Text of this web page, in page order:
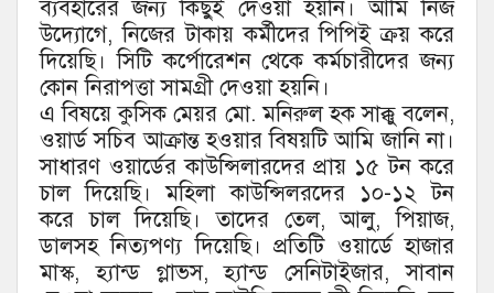
ব্যবহারের জন্য কিছুই দেওয়া হয়নি। আমি নিজ
উদ্যোগে, নিজের টাকায় কর্মীদের পিপিই ক্রয় করে
দিয়েছি। সিটি কর্পোরেশন থেকে কর্মচারীদের জন্য
কোন নিরাপত্তা সামগ্রী দেওয়া হয়নি।
এ বিষয়ে কুসিক মেয়র মো. মনিরুল হক সাক্কু বলেন,
ওয়ার্ড সচিব আক্রান্ত হওয়ার বিষয়টি আমি জানি না।
সাধারণ ওয়ার্ডের কাউন্সিলারদের প্রায় ১৫ টন করে
চাল দিয়েছি। মহিলা কাউন্সিলরদের ১০-১২ টন
করে চাল দিয়েছি। তাদের তেল, আলু, পিয়াজ,
ডালসহ নিত্যপণ্য দিয়েছি। প্রতিটি ওয়ার্ডে হাজার
মাস্ক, হ্যান্ড গ্লাভস, হ্যান্ড সেনিটাইজার, সাবান